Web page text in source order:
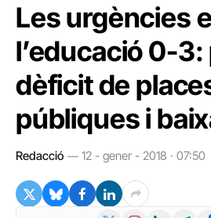
Les urgències
l’educació 0-3:
dèficit de
públiques i
Redacció 12 - gener - 2018 · 07:50